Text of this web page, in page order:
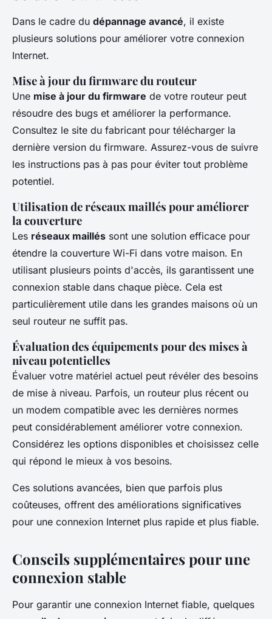
Dans le cadre du dépannage avancé, il existe
plusieurs solutions pour améliorer votre connexion
Internet.
Mise à jour du firmware du routeur
Une mise à jour du firmware de votre routeur peut
résoudre des bugs et améliorer la performance.
Consultez le site du fabricant pour télécharger la
dernière version du firmware. Assurez-vous de suivre
les instructions pas à pas pour éviter tout problème
potentiel.
Utilisation de réseaux maillés pour améliorer
la couverture
Les réseaux maillés sont une solution efficace pour
étendre la couverture Wi-Fi dans votre maison. En
utilisant plusieurs points d'accès, ils garantissent une
connexion stable dans chaque pièce. Cela est
particulièrement utile dans les grandes maisons où un
seul routeur ne suffit pas.
Évaluation des équipements pour des mises à
niveau potentielles
Évaluer votre matériel actuel peut révéler des besoins
de mise à niveau. Parfois, un routeur plus récent ou
un modem compatible avec les dernières normes
peut considérablement améliorer votre connexion.
Considérez les options disponibles et choisissez celle
qui répond le mieux à vos besoins.
Ces solutions avancées, bien que parfois plus
coûteuses, offrent des améliorations significatives
pour une connexion Internet plus rapide et plus fiable.
Conseils supplémentaires pour une
connexion stable
Pour garantir une connexion Internet fiable, quelques